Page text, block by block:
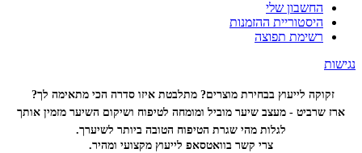
החשבון שלי
היסטוריית ההזמנות
רשימת תפוצה
נגישות
זקוקה לייעוץ בבחירת מוצרים? מתלבטת איזו סדרה הכימתאימה לך?
ארז שרביט - מעצב שיער מוביל ומומחה לטיפוח ושיקום השיער מזמין אותך
לגלות מהי שגרת הטיפוח הטובה ביותר לשיערך.
צרי קשר בוואטסאפ לייעוץ מקצועי ומהיר.